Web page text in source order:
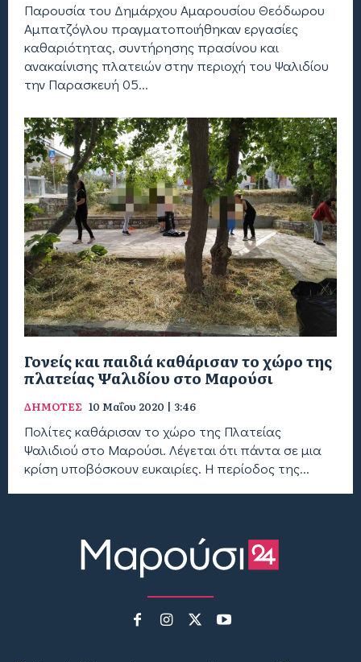
Παρουσία του Δημάρχου Αμαρουσίου Θεόδωρου
Αμπατζόγλου πραγματοποιήθηκαν εργασίες
καθαριότητας, συντήρησης πρασίνου και
ανακαίνισης πλατειών στην περιοχή του Ψαλιδίου
την Παρασκευή 05...
Γονείς και παιδιά καθάρισαν το χώρο της
πλατείας Ψαλιδίου στο Μαρούσι
ΔΗΜΟΤΕΣ 10 Μαΐου 2020 | 3:46
Πολίτες καθάρισαν το χώρο της Πλατείας
Ψαλιδιού στο Μαρούσι. Λέγεται ότι πάντα σε μια
κρίση υποβόσκουν ευκαιρίες. Η περίοδος της...